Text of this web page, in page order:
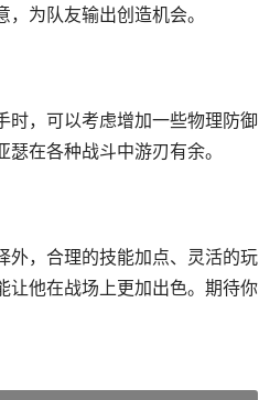
为队友输出创造机会。
时，可以考虑增加一些物理防御
在各种战斗中游刃有余。
外，合理的技能加点、灵活的玩
让他在战场上更加出色。期待你